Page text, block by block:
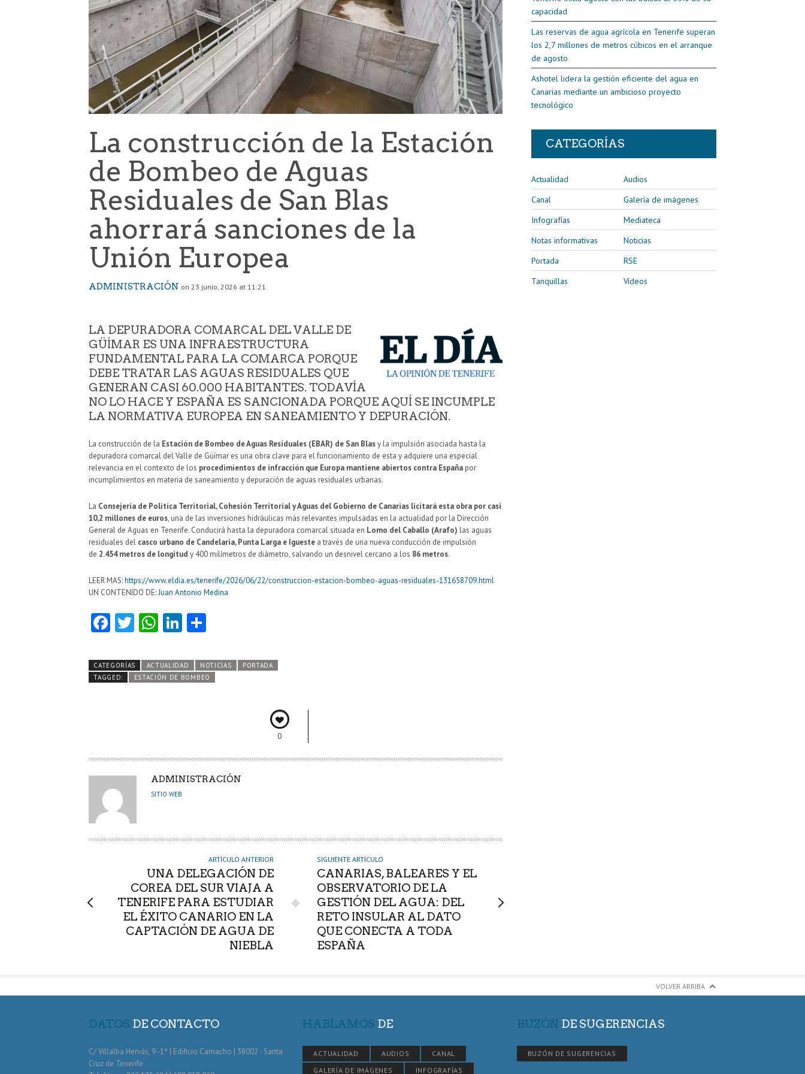
La construcción de la Estación
de Bombeo de Aguas
Residuales de San Blas
ahorrará sanciones de la
Unión Europea
ADMINISTRACIÓN on 23 junio, 2026 at 11:21
LA DEPURADORA COMARCAL DEL VALLE DE
GÜÍMAR ES UNA INFRAESTRUCTURA
FUNDAMENTAL PARA LA COMARCA PORQUE
DEBE TRATAR LAS AGUAS RESIDUALES QUE
GENERAN CASI 60.000 HABITANTES. TODAVÍA
NO LO HACE Y ESPAÑA ES SANCIONADA PORQUE AQUÍ SE INCUMPLE
LA NORMATIVA EUROPEA EN SANEAMIENTO Y DEPURACIÓN.
La construcción de la Estación de Bombeo de Aguas Residuales (EBAR) de San Blasy la impulsión asociada hasta la
depuradora comarcal del Valle de Güímar es una obra clave para el funcionamiento de esta y adquiere una especial
relevancia en el contexto de los procedimientos de infracción que Europa mantiene abiertos contra España por
incumplimientos en materia de saneamiento y depuración de aguas residuales urbanas.
La Consejería de Política Territorial, Cohesión Territorial y Aguas del Gobierno de Canarias licitará esta obra por casi
10,2 millones de euros, una de las inversiones hidráulicas más relevantes impulsadas en la actualidad por la Dirección
General de Aguas en Tenerife. Conducirá hasta la depuradora comarcal situada en Lomo del Caballo (Arafo) las aguas
residuales del casco urbano de Candelaria, Punta Larga e Igueste a través de una nueva conducción de impulsión
de 2.454 metros de longitud y 400 milímetros de diámetro, salvando un desnivel cercano a los 86 metros.
LEER MAS:https://www.eldia.es/tenerife/2026/06/22/construccion-estacion-bombeo-aguas-residuales-131658709.html
UN CONTENIDO DE:Juan Antonio Medina
Fa
b
o
T
itt
er
W
ts
A
Li
e
dI
m
pa
CATEGORÍAS ACTUALIDAD NOTICIAS
PORTADA
TAGGED:
ESTACIÓN DE BOMBEO
0
A
U
R
ADMINISTRACIÓN
SITIO WEB
ARTÍCULO ANTERIOR
UNA DELEGACIÓN DE
COREA DEL SUR VIAJA A
TENERIFE PARA ESTUDIAR
EL ÉXITO CANARIO EN LA
CAPTACIÓN DE AGUA DE
NIEBLA
SIGUIENTE ARTÍCULO
CANARIAS, BALEARES Y EL
OBSERVATORIO DE LA
GESTIÓN DEL AGUA: DEL
RETO INSULAR AL DATO
QUE CONECTA A TODA
ESPAÑA
capacidad
Las reservas de agua agrícola en Tenerife superan
los 2,7 millones de metros cúbicos en el arranque
de agosto
Ashotel lidera la gestión eficiente del agua en
Canarias mediante un ambicioso proyecto
tecnológico
CATEGORÍAS
Actualidad
Audios
Canal
Galería de imágenes
Infografías
Mediateca
Notas informativas
Noticias
Portada
RSE
Tanquillas
Vídeos
VOLVER ARRIBA
DATOS DE CONTACTO
C/ Villalba Hervás, 9 -1º | Edificio Camacho | 38002 · Santa
Cruz de Tenerife
HABLAMOS DE
ACTUALIDAD AUDIOS
CANAL
GALERÍA DE IMÁGENES
INFOGRAFÍAS
BUZÓN DE SUGERENCIAS
BUZÓN DE SUGERENCIAS